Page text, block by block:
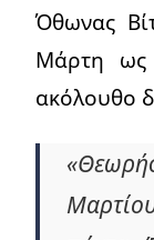
Όθωνας
Μάρτη ως
ακόλουθο